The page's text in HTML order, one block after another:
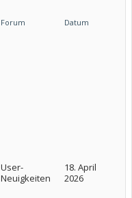
Forum Datum
User-
Neuigkeiten
18. April
2026